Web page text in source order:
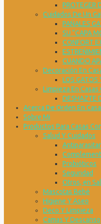
PROTEGER
Cuidados De Un
PAÑALES
SU “CAPA
CONFORT
CUANDO
Decoración En
LOS GATOS
Limpieza En
DESHAZTE
Acerca De Orden En
Sobre Mi
Productos Para Casas
Salud Y Cuidados
Probióticos
Seguridad
Otros, en
Mascotas Bebé
Higiene Y Aseo
Deco Y Limpieza
Camas Y Descanso